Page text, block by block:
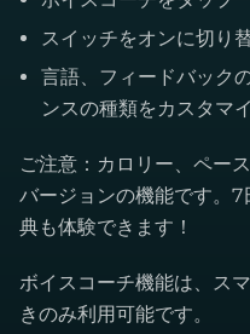
スイッチをオンに切り
言語、フィードバック
ンスの種類をカスタマ
ご注意：カロリー、ペー
バージョンの機能です。
典も体験できます！
ボイスコーチ機能は、ス
きのみ利用可能です。